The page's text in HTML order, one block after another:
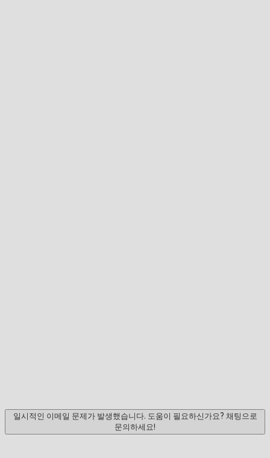
일시적인 이메일 문제가 발생했습니다. 도움이 필요하신가요? 채팅으로
문의하세요!